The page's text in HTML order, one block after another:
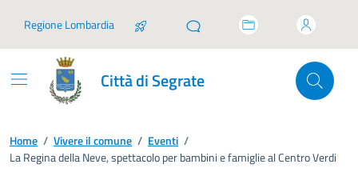
Regione Lombardia
Città di Segrate
Home / Vivere il comune / Eventi /
La Regina della Neve, spettacolo per bambini e famiglie al Centro Verdi